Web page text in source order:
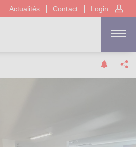
Actualités Contact Login